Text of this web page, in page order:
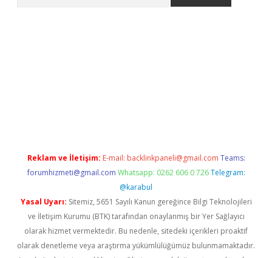
Reklam ve İletişim: E-mail: backlinkpaneli@gmail.com Teams:
forumhizmeti@gmail.com Whatsapp: 0262 606 0 726 Telegram:
@karabul
Yasal Uyarı: Sitemiz, 5651 Sayılı Kanun gereğince Bilgi Teknolojileri
ve İletişim Kurumu (BTK) tarafından onaylanmış bir Yer Sağlayıcı
olarak hizmet vermektedir. Bu nedenle, sitedeki içerikleri proaktif
olarak denetleme veya araştırma yükümlülüğümüz bulunmamaktadır.